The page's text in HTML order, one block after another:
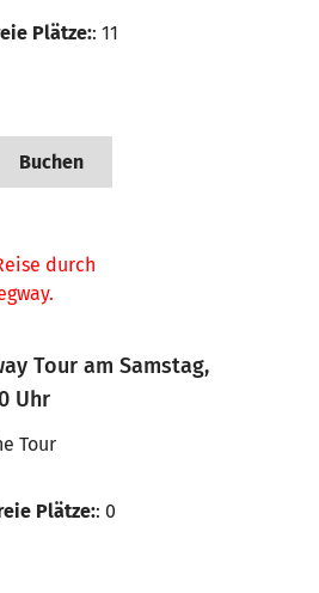
Plätze:: 11
Buchen
Tour am Samstag,
Uhr
Tour
Plätze:: 0